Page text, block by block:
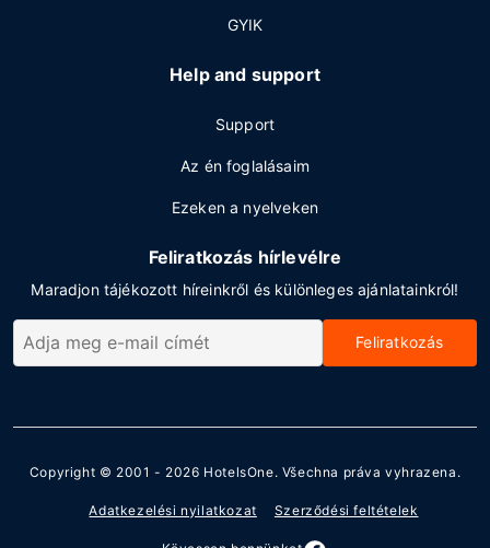
GYIK
Help and support
Support
Az én foglalásaim
Ezeken a nyelveken
Feliratkozás hírlevélre
Maradjon tájékozott híreinkről és különleges ajánlatainkról!
Feliratkozás
Copyright © 2001 - 2026 HotelsOne. Všechna práva vyhrazena.
Adatkezelési nyilatkozat Szerződési feltételek